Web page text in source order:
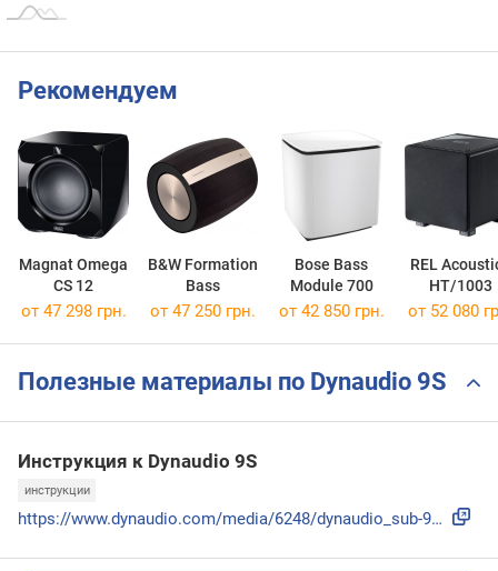
Рекомендуем
Magnat Omega
CS 12
B&W Formation
Bass
Bose Bass
Module 700
REL
HT/1003
от 47 298 грн. от 47 250 грн. от 42 850 грн. от 52 080
Полезные материалы по Dynaudio 9S
Инструкция к Dynaudio 9S
инструкции
https://www.dynaudio.com/media/6248/dynaudio_sub-9s_manual....